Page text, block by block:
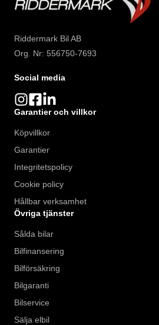
Riddermark Bil AB
Org. Nr: 556750-7693
Social media
Garantier och villkor
Köpvillkor
Garantier
Integritetspolicy
Cookie policy
Hållbar verksamhet
Övriga tjänster
Sålda bilar
Bilfinansering
Bilförsäkring
Bilgaranti
Bilservice
Sälja elbil